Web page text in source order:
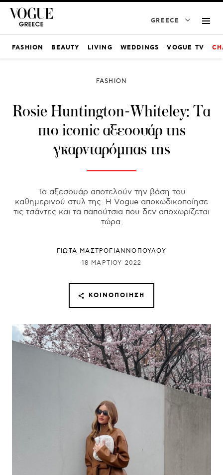
GREECE
FASHION BEAUTY LIVING WEDDINGS VOGUE TV
FASHION
Rosie Huntington-Whiteley: Τα
πιο iconic αξεσουάρ της
γκαρνταρόμπας της
Τα αξεσουάρ αποτελούν την βάση του
καθημερινού στυλ της. Η Vogue αποκωδικοποίησε
τις τσάντες και τα παπούτσια που δεν αποχωρίζεται
τώρα.
ΓΙΩΤΑ ΜΑΣΤΡΟΓΙΑΝΝΟΠΟΥΛΟΥ
18 ΜΑΡΤΊΟΥ 2022
ΚΟΙΝΟΠΟΊΗΣΗ